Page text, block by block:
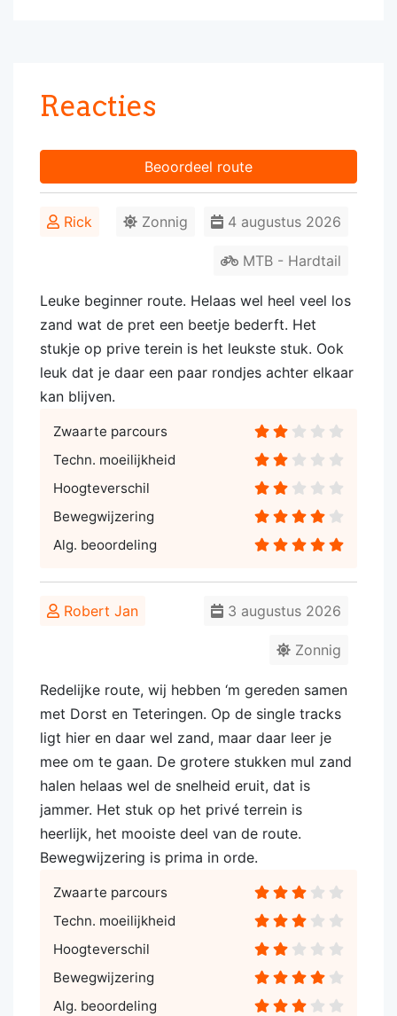
Reacties
Beoordeel route
Rick 4 augustus 2026
Zonnig
MTB - Hardtail
Leuke beginner route. Helaas wel heel veel los
zand wat de pret een beetje bederft. Het
stukje op prive terein is het leukste stuk. Ook
leuk dat je daar een paar rondjes achter elkaar
kan blijven.
Zwaarte parcours
Techn. moeilijkheid
Hoogteverschil
Bewegwijzering
Alg. beoordeling
Robert Jan 3 augustus 2026
Zonnig
Redelijke route, wij hebben ‘m gereden samen
met Dorst en Teteringen. Op de single tracks
ligt hier en daar wel zand, maar daar leer je
mee om te gaan. De grotere stukken mul zand
halen helaas wel de snelheid eruit, dat is
jammer. Het stuk op het privé terrein is
heerlijk, het mooiste deel van de route.
Bewegwijzering is prima in orde.
Zwaarte parcours
Techn. moeilijkheid
Hoogteverschil
Bewegwijzering
Alg. beoordeling